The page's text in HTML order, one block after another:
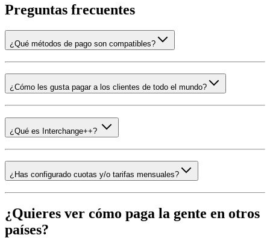
Preguntas frecuentes
¿Qué métodos de pago son compatibles?
¿Cómo les gusta pagar a los clientes de todo el mundo?
¿Qué es Interchange++?
¿Has configurado cuotas y/o tarifas mensuales?
¿Quieres ver cómo paga la gente en otros
países?